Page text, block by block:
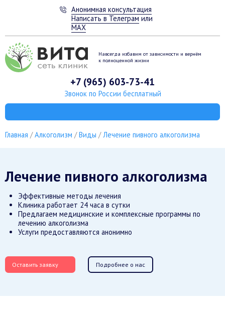
Анонимная консультация
Написать в Телеграм или
MAX
Навсегда избавим от зависимости и вернём
к полноценной жизни
+7 (965) 603-73-41
Звонок по России бесплатный
Главная Алкоголизм Виды Лечение пивного алкоголизма
Лечение пивного алкоголизма
Эффективные методы лечения
Клиника работает 24 часа в сутки
Предлагаем медицинские и комплексные программы по
лечению алкоголизма
Услуги предоставляются анонимно
Оставить заявку Подробнее о нас